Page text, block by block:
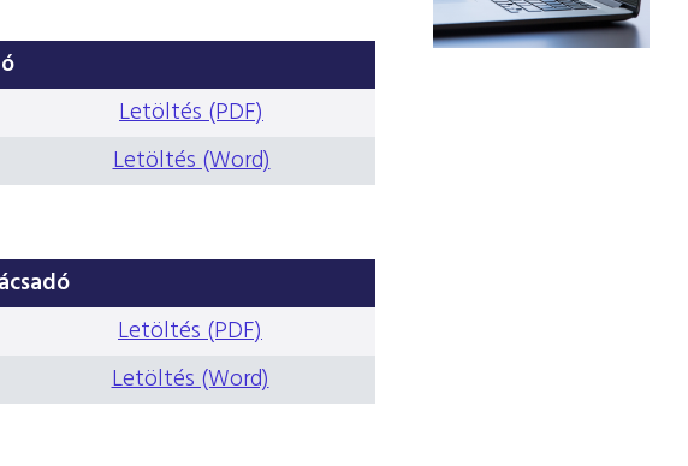
Letöltés (PDF)
Letöltés (Word)
Letöltés (PDF)
Letöltés (Word)